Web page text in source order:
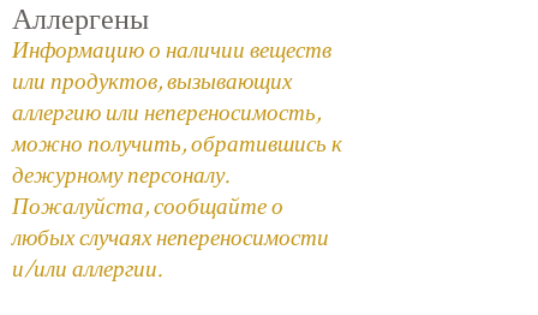
Аллергены
Информацию о наличии веществ
или продуктов, вызывающих
аллергию или непереносимость,
можно получить, обратившись к
дежурному персоналу.
Пожалуйста, сообщайте о
любых случаях непереносимости
и/или аллергии.